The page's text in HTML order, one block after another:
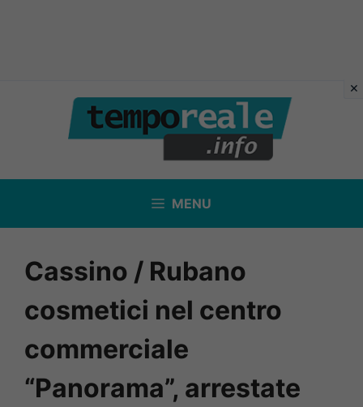
contenuto
MENU
Cassino / Rubano
cosmetici nel centro
commerciale
“Panorama”, arrestate